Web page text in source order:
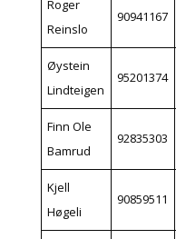
Roger
Reinslo
90941167
Øystein
Lindteigen
95201374
Finn Ole
Bamrud
92835303
Kjell
Høgeli
90859511